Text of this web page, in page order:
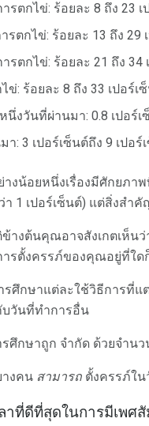
รตกไข่: ร้อยละ 8 ถึง 23 เ
รตกไข่: ร้อยละ 13 ถึง 29
รตกไข่: ร้อยละ 21 ถึง 34
ข่: ร้อยละ 8 ถึง 33 เปอร์เ
นึ่งวันที่ผ่านมา: 0.8 เปอร์เ
: 3 เปอร์เซ็นต์ถึง 9 เปอร์
งน้อยหนึ่งเรื่องมีศักยภา
า 1 เปอร์เซ็นต์) แต่สิ่งส
างต้นคุณอาจสังเกตเห็น
รตั้งครรภ์ของคุณอยู่ที่ใด
รศึกษาแต่ละใช้วิธีการที่
บวันที่ทำการอื่น
ศึกษาถูก จำกัด ด้วยจำน
างคน สามารถ ตั้งครรภ์ใ
าที่ดีที่สุดในการมีเพศ